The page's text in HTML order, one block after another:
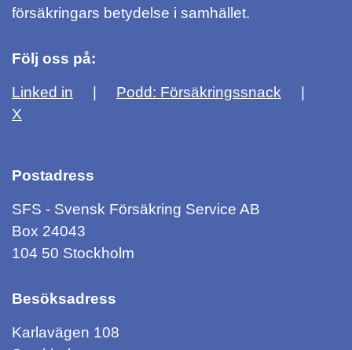
försäkringars betydelse i samhället.
Följ oss på:
Linked in
Podd: Försäkringssnack
X
Postadress
SFS - Svensk Försäkring Service AB
Box 24043
104 50 Stockholm
Besöksadress
Karlavägen 108